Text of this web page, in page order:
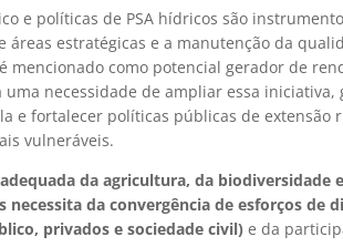
e políticas de PSA hídricos são
áreas estratégicas e a manutenção da
mencionado como potencial gerador de
uma necessidade de ampliar essa
e fortalecer políticas públicas de extensão
vulneráveis.
da agricultura, da biodiversidade
necessita da convergência de esforços de
privados e sociedade civil) e da